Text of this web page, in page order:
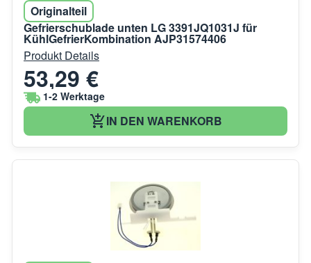
Originalteil
Gefrierschublade unten LG 3391JQ1031J für
KühlGefrierKombination AJP31574406
Produkt Details
53,29 €
1-2 Werktage
IN DEN WARENKORB